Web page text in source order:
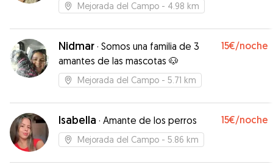
Mejorada del Campo - 4.98 km
Nidmar · Somos una familia de 3
amantes de las mascotas 🐶
15€/noche
Mejorada del Campo - 5.71 km
Isabella · Amante de los perros 15€/noche
Mejorada del Campo - 5.86 km